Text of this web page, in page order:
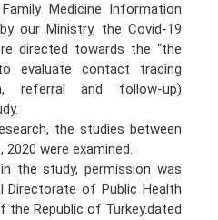
Medicine Information
our Ministry, the Covid-19
directed towards the “the
evaluate contact tracing
referral and follow-up)
the studies between
2020 were examined.
the study, permission was
Directorate of Public Health
Republic of Turkey.dated